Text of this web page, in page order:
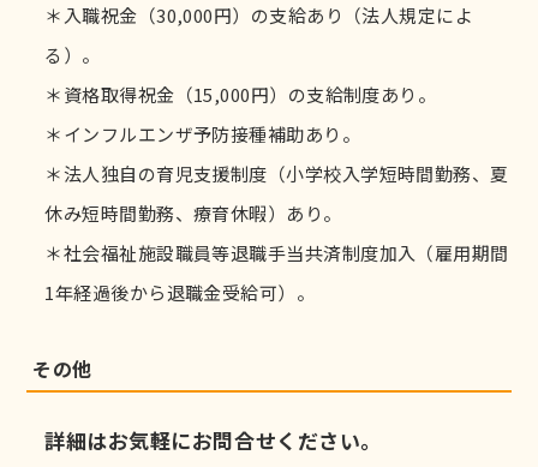
＊入職祝金（30,000円）の支給あり（法人規定によ
る）。
＊資格取得祝金（15,000円）の支給制度あり。
＊インフルエンザ予防接種補助あり。
＊法人独自の育児支援制度（小学校入学短時間勤務、夏
休み短時間勤務、療育休暇）あり。
＊社会福祉施設職員等退職手当共済制度加入（雇用期間
1年経過後から退職金受給可）。
その他
詳細はお気軽にお問合せください。